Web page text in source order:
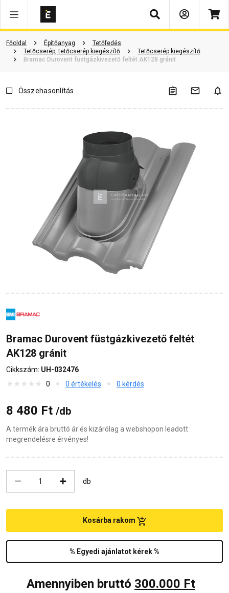
Keresés
Főoldal Építőanyag
Tetőfedés
Tetőcserép, tetőcserép kiegészítő
Tetőcserép kiegészítő
Bramac Durovent füstgázkivezető feltét AK128 gránit
Vásárlói vélemények Kérdések és válaszok Kapcsolódó cikkek
Összehasonlítás
Bramac Durovent füstgázkivezető feltét
AK128 gránit
Cikkszám: UH-032476
0
0 értékelés 0 kérdés
8 480 Ft /db
A termék ára bruttó ár és kizárólag a webshopon leadott
megrendelésre érvényes!
db
% Egyedi ajánlatot kérek %
Kosárba rakom
Amennyiben bruttó 300.000 Ft